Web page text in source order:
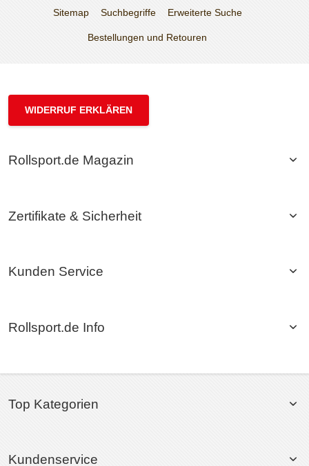
Sitemap Suchbegriffe Erweiterte Suche
Bestellungen und Retouren
WIDERRUF ERKLÄREN
Rollsport.de Magazin
Zertifikate & Sicherheit
Kunden Service
Rollsport.de Info
Top Kategorien
Kundenservice